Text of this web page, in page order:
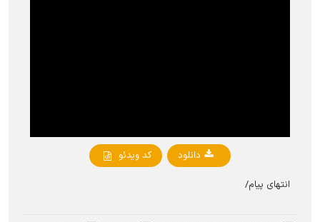
کد ویدئو دانلود
انتهای پیام/